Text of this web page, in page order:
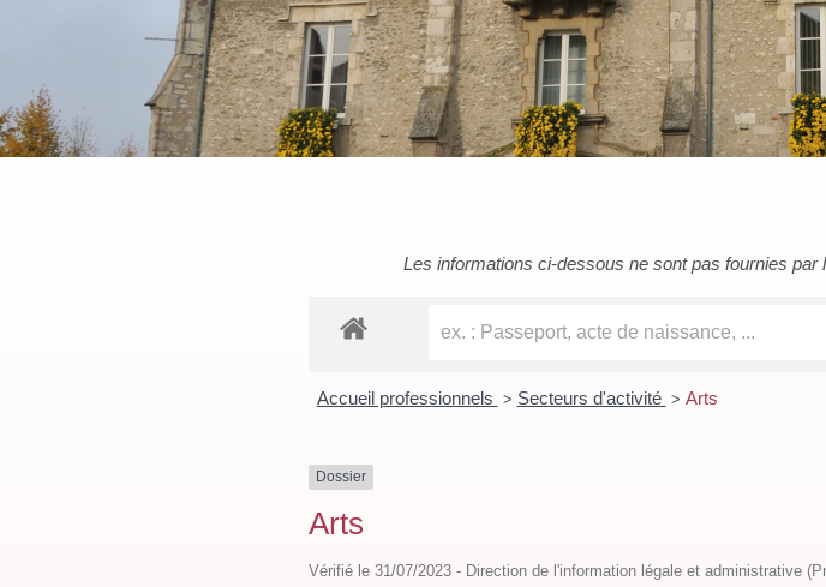
Les informations ci-dessous ne sont pas fournies
Accueil professionnels > Secteurs d'activité > Arts
Dossier
Arts
Vérifié le 31/07/2023 - Direction de l'information légale et administrative